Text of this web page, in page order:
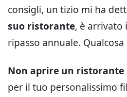
consigli, un tizio mi ha
suo ristorante, è arrivato
ripasso annuale.
Non aprire un ristorante
per il tuo personalissimo